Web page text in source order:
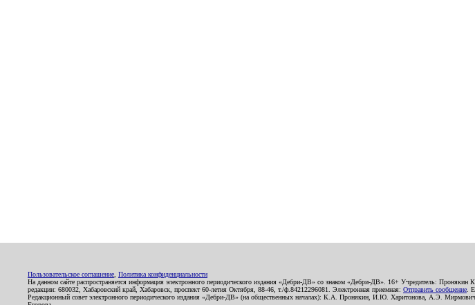
Пользовательское соглашение Политика конфиденциальности
На данном сайте распространяется информация электронного периодического издания «Дебри-ДВ» со знаком «Дебри-ДВ». 16+ Учредитель:
редакции: 680032, Хабаровский край, Хабаровск, проспект 60-летия Октября, 88-46, т./ф.84212296081. Электронная приемная: Отправить сообщение .
Редакционный совет электронного периодического издания «Дебри-ДВ» (на общественных началах): К.А. Пронякин, И.Ю. Харитонова,